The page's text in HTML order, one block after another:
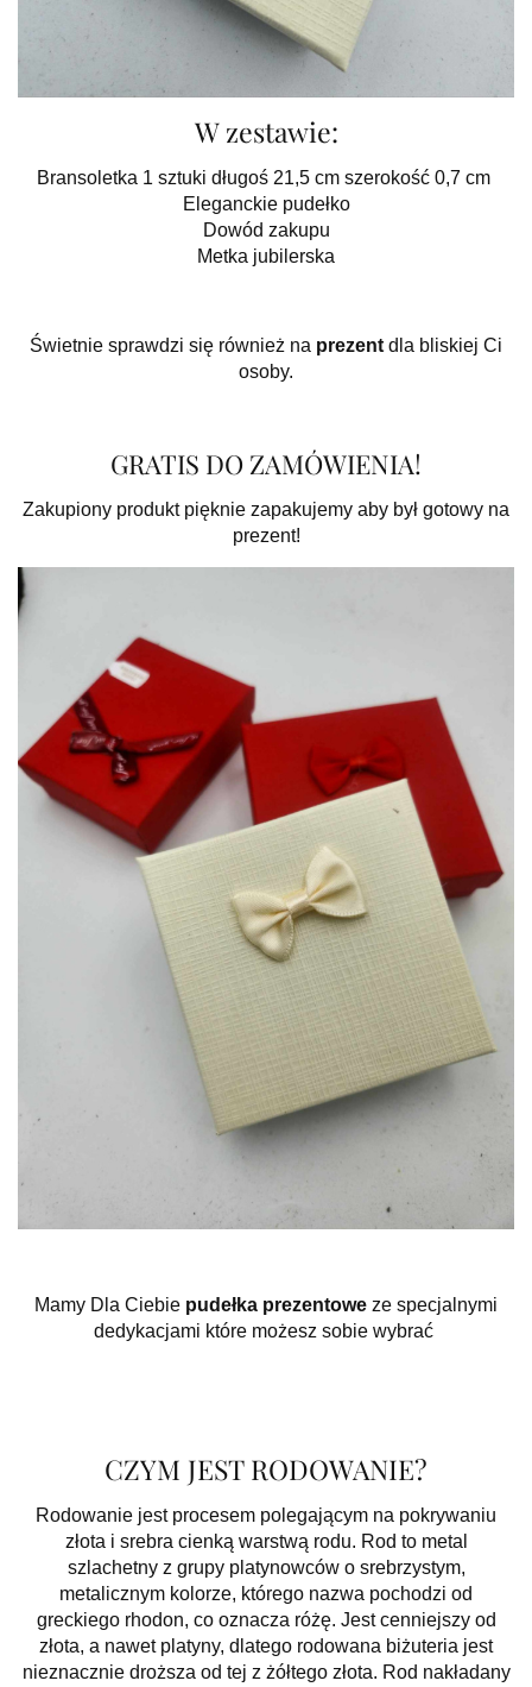
W zestawie:
Bransoletka 1 sztuki długoś 21,5 cm szerokość 0,7 cm
Eleganckie pudełko
Dowód zakupu
Metka jubilerska
Świetnie sprawdzi się również na prezent dla bliskiej Ci
osoby.
GRATIS DO ZAMÓWIENIA!
Zakupiony produkt pięknie zapakujemy aby był gotowy na
prezent!
Mamy Dla Ciebie pudełka prezentowe ze specjalnymi
dedykacjami które możesz sobie wybrać
CZYM JEST RODOWANIE?
Rodowanie jest procesem polegającym na pokrywaniu
złota i srebra cienką warstwą rodu. Rod to metal
szlachetny z grupy platynowców o srebrzystym,
metalicznym kolorze, którego nazwa pochodzi od
greckiego rhodon, co oznacza różę. Jest cenniejszy od
złota, a nawet platyny, dlatego rodowana biżuteria jest
nieznacznie droższa od tej z żółtego złota. Rod nakładany